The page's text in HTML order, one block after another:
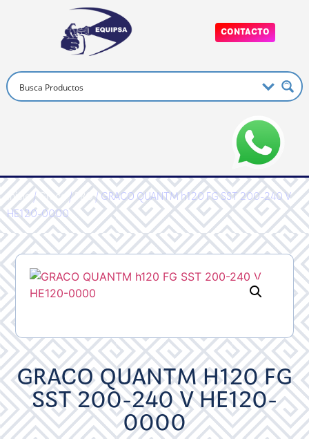
CONTACTO
Inicio/Graco/PRO/ GRACO QUANTM h120 FG SST 200-240 V
HE120-0000
GRACO QUANTM H120 FG
SST 200-240 V HE120-
0000